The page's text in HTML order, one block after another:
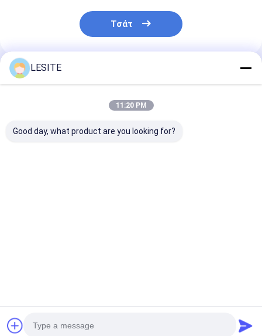
Τσάτ
Συνιστώμενα Προϊόντα
LESITE
11:20 PM
Good day, what product are you looking for?